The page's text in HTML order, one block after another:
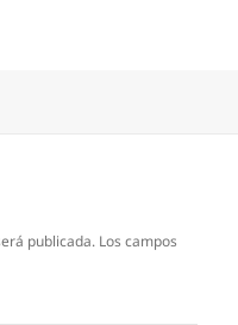
publicada. Los campos